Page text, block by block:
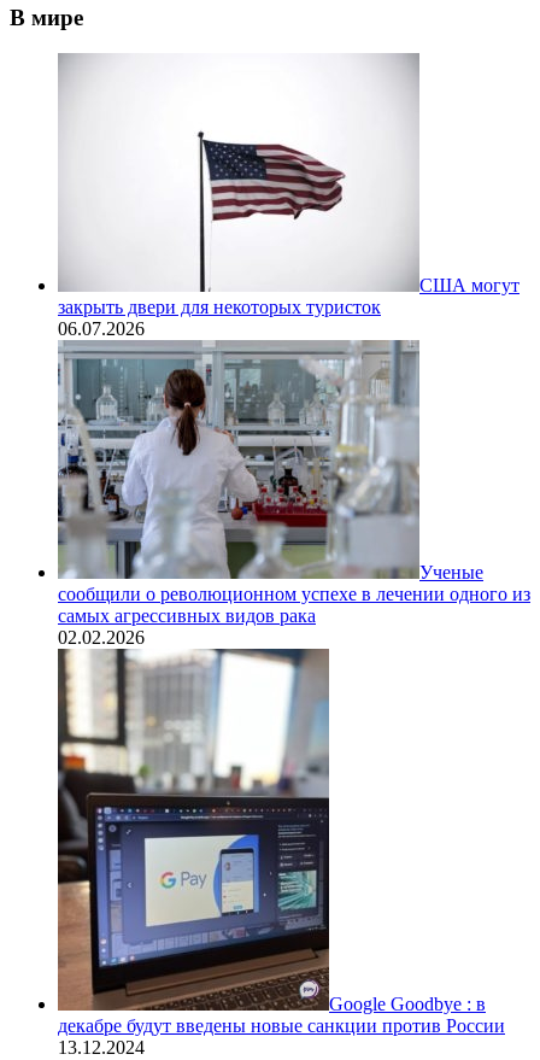
В мире
США могут
закрыть двери для некоторых туристок
06.07.2026
Ученые
сообщили о революционном успехе в лечении одного из
самых агрессивных видов рака
02.02.2026
Google Goodbye : в
декабре будут введены новые санкции против России
13.12.2024